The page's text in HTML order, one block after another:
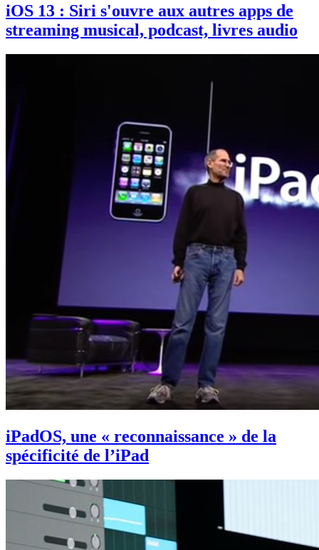
iOS 13 : Siri s'ouvre aux autres apps de
streaming musical, podcast, livres audio
iPadOS, une « reconnaissance » de la
spécificité de l’iPad